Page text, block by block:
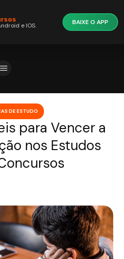
DE ESTUDO
para Vencer a
nos Estudos
e IOS. BAIXE O APP